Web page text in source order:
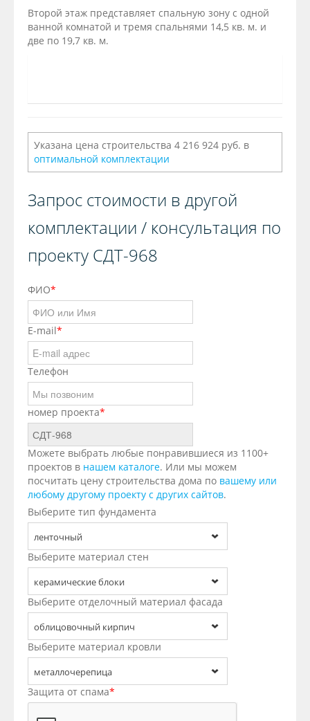
Второй этаж представляет спальную зону с одной
ванной комнатой и тремя спальнями 14,5 кв. м. и
две по 19,7 кв. м.
Указана цена строительства 4 216 924 руб. в
оптимальной комплектации
Запрос стоимости в другой
комплектации / консультация по
проекту СДТ-968
ФИО*
E-mail*
Телефон
номер проекта*
Можете выбрать любые понравившиеся из 1100+
проектов в нашем каталоге. Или мы можем
посчитать цену строительства дома по вашему или
любому другому проекту с других сайтов.
Выберите тип фундамента
ленточный
Выберите материал стен
керамические блоки
Выберите отделочный материал фасада
облицовочный кирпич
Выберите материал кровли
металлочерепица
Защита от спама*